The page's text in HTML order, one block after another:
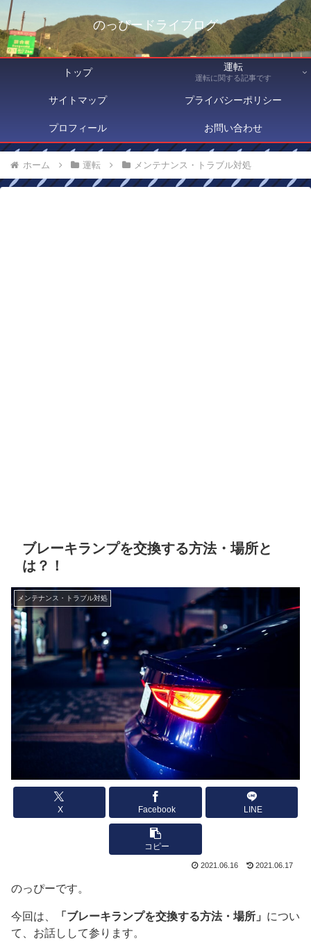
のっぴードライブログ
トップ 運転
運転に関する記事です
サイトマップ プライバシーポリシー
プロフィール お問い合わせ
ホーム 運転 メンテナンス・トラブル対処
ブレーキランプを交換する方法・場所と
は？！
メンテナンス・トラブル対処
X Facebook LINE
コピー
2021.06.16 2021.06.17
のっぴーです。
今回は、 「ブレーキランプを交換する方法・場所」 につい
て、お話しして参ります。